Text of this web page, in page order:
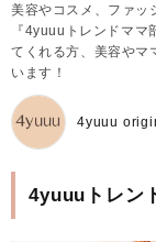
美容やコスメ、ファッ
『4yuuuトレンドマ
てくれる方、美容やマ
います！
4yuuu
4yuuuトレン